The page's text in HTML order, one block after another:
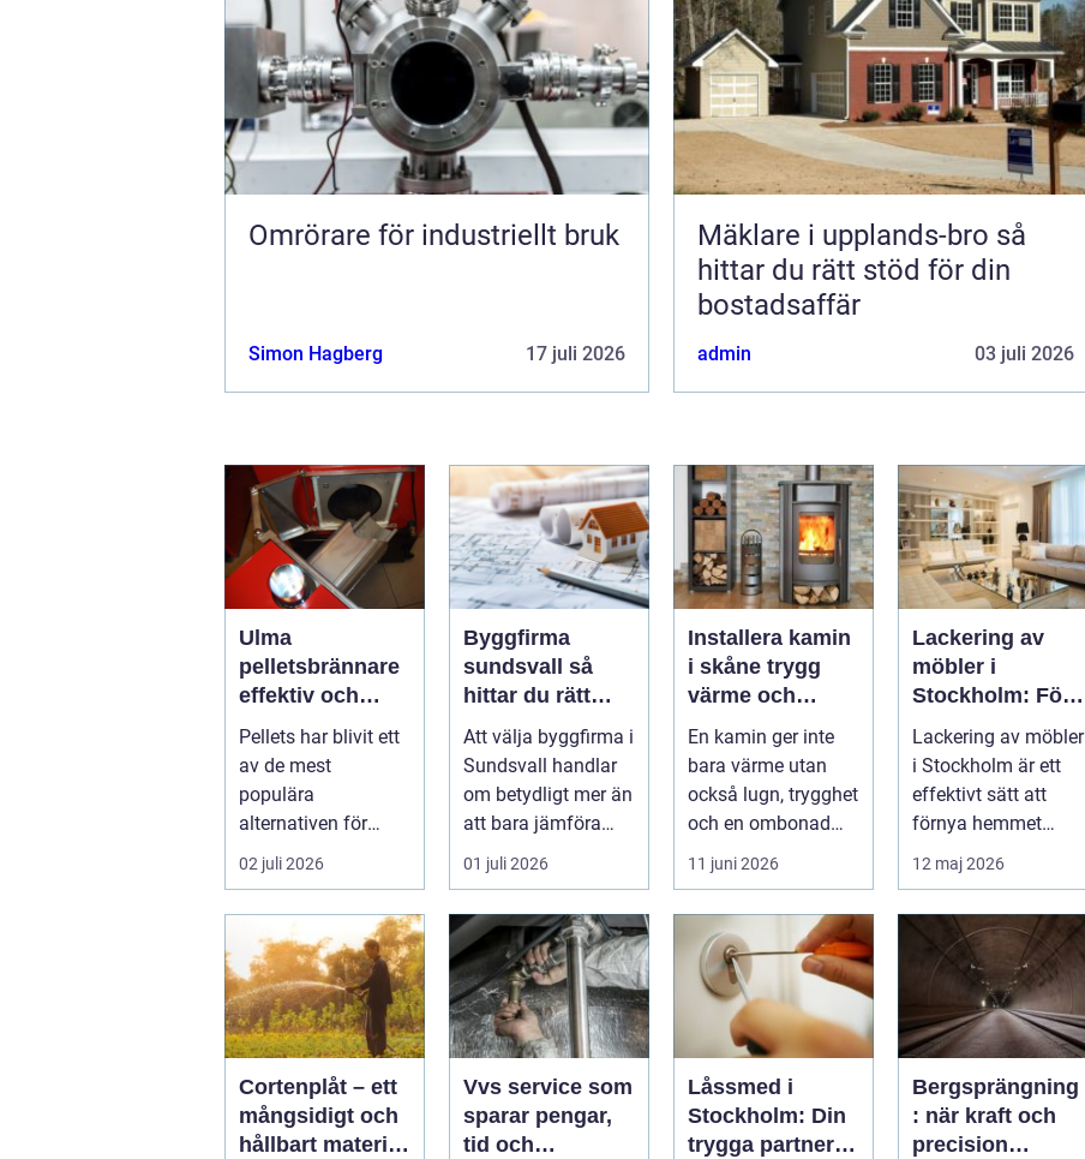
Omrörare för industriellt bruk
Simon Hagberg 17 juli 2026
Mäklare i upplands-bro så
hittar du rätt stöd för din
bostadsaffär
admin 03 juli 2026
Ulma
pelletsbrännare
effektiv och
trygg värme
med pellets
Pellets har blivit ett
av de mest
populära
alternativen för
husägare som vill
kombinera låga
uppvärm...
02 juli 2026
Byggfirma
sundsvall så
hittar du rätt
partner för ditt
projekt
Att välja byggfirma i
Sundsvall handlar
om betydligt mer än
att bara jämföra
pris. Ett bygge
påverka...
01 juli 2026
Installera kamin
i skåne trygg
värme och
smart
investering
En kamin ger inte
bara värme utan
också lugn, trygghet
och en ombonad
känsla i hemmet.
Allt fler hus...
11 juni 2026
Lackering av
möbler i
Stockholm: För
ett hållbart och
snyggt hem
Lackering av möbler
i Stockholm är ett
effektivt sätt att
förnya hemmet
utan att...
12 maj 2026
Cortenplåt – ett
mångsidigt och
hållbart material
Vvs service som
sparar pengar,
tid och
Låssmed i
Stockholm: Din
trygga partner i
Bergsprängning
: när kraft och
precision